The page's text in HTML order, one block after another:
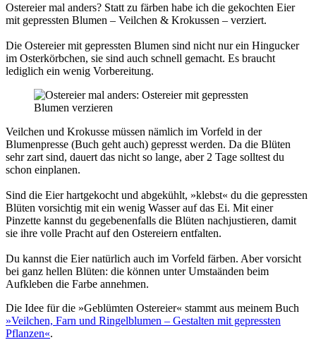
Ostereier mal anders? Statt zu färben habe ich die gekochten Eier
mit gepressten Blumen – Veilchen & Krokussen – verziert.
Die Ostereier mit gepressten Blumen sind nicht nur ein Hingucker
im Osterkörbchen, sie sind auch schnell gemacht. Es braucht
lediglich ein wenig Vorbereitung.
Veilchen und Krokusse müssen nämlich im Vorfeld in der
Blumenpresse (Buch geht auch) gepresst werden. Da die Blüten
sehr zart sind, dauert das nicht so lange, aber 2 Tage solltest du
schon einplanen.
Sind die Eier hartgekocht und abgekühlt, »klebst« du die gepressten
Blüten vorsichtig mit ein wenig Wasser auf das Ei. Mit einer
Pinzette kannst du gegebenenfalls die Blüten nachjustieren, damit
sie ihre volle Pracht auf den Ostereiern entfalten.
Du kannst die Eier natürlich auch im Vorfeld färben. Aber vorsicht
bei ganz hellen Blüten: die können unter Umstaänden beim
Aufkleben die Farbe annehmen.
Die Idee für die »Geblümten Ostereier« stammt aus meinem Buch
»Veilchen, Farn und Ringelblumen – Gestalten mit gepressten
Pflanzen«.